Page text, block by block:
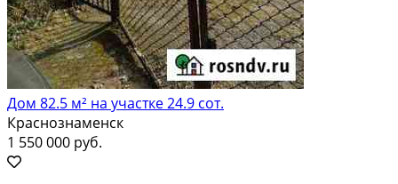
Дом 82.5 м² на участке 24.9 сот.
Краснознаменск
1 550 000 руб.